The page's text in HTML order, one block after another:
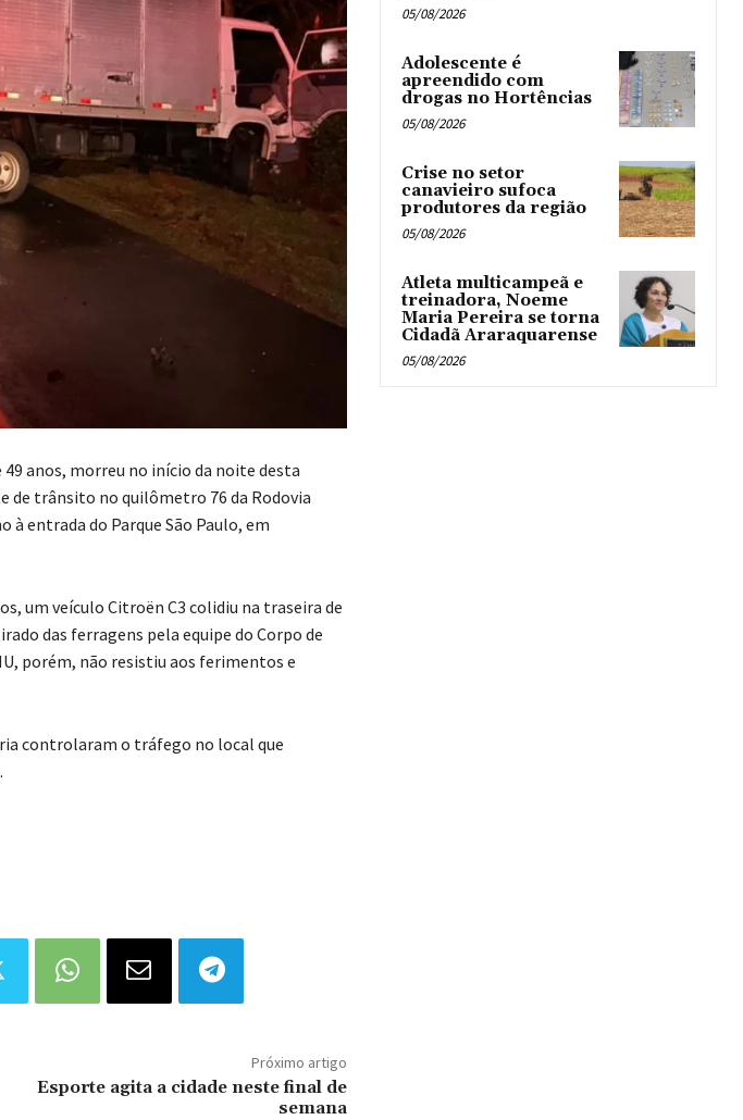
anos, morreu no início da noite desta
de trânsito no quilômetro 76 da Rodovia
à entrada do Parque São Paulo, em
um veículo Citroën C3 colidiu na traseira de
das ferragens pela equipe do Corpo de
porém, não resistiu aos ferimentos e
controlaram o tráfego no local que
Próximo artigo
Esporte agita a cidade neste final de
semana
05/08/2026
Adolescente é
apreendido com
drogas no Hortências ‎
05/08/2026
Crise no setor
canavieiro sufoca
produtores da região
05/08/2026
Atleta multicampeã e
treinadora, Noeme
Maria Pereira se torna
Cidadã Araraquarense
05/08/2026